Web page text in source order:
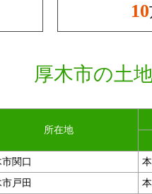
10
厚木市の土
所在地
関口
戸田